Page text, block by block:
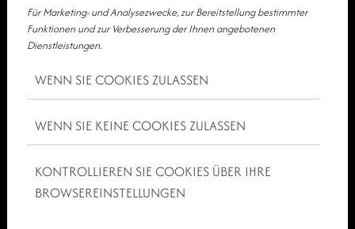
Für Marketing- und Analysezwecke, zur Bereitstellung bestimmter
Funktionen und zur Verbesserung der Ihnen angebotenen
Dienstleistungen.
WENN SIE COOKIES ZULASSEN
WENN SIE KEINE COOKIES ZULASSEN
KONTROLLIEREN SIE COOKIES ÜBER IHRE
BROWSEREINSTELLUNGEN